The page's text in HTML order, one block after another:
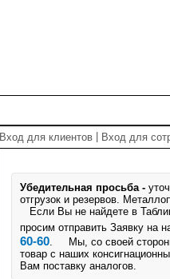
Вход для клиентов Вход для
Убедительная просьба -
отгрузок и резервов.
Если Вы не найдете в
просим отправить Заявку на
60-60. Мы, со своей
товар с наших
Вам поставку аналогов.